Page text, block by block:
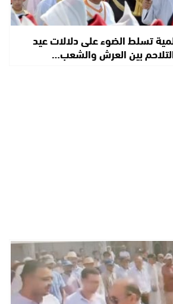
تسلط الضوء على دلالات عيد
بين العرش والشعب…